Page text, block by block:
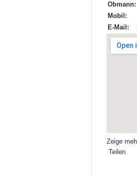
Obmann:
Mobil:
E-Mail:
Zeige
Teilen